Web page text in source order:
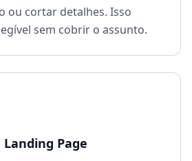
ou cortar detalhes. Isso
sem cobrir o assunto.
Page